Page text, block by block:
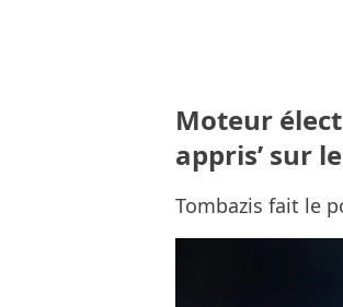
Moteur
appris’ sur
Tombazis fait le